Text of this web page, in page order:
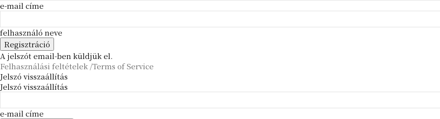
e-mail címe
felhasználó neve
A jelszót email-ben küldjük el.
Felhasználási feltételek /Terms of Service
Jelszó visszaállítás
Jelszó visszaállítás
e-mail címe